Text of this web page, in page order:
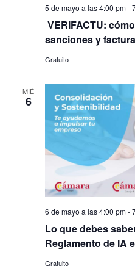
VERIFACTU:
sanciones y
5 de mayo a las 4:00 pm-
Gratuito
MIÉ
6
Lo que debes
Reglamento de IA
6 de mayo a las 4:00 pm-
Gratuito